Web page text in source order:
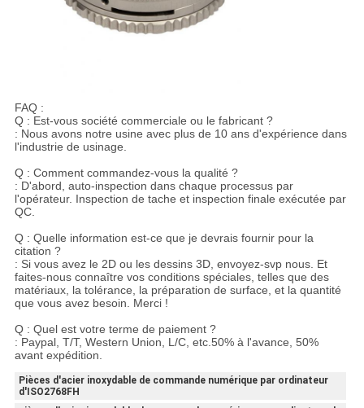
FAQ :
Q : Est-vous société commerciale ou le fabricant ?
: Nous avons notre usine avec plus de 10 ans d'expérience dans
l'industrie de usinage.
Q : Comment commandez-vous la qualité ?
: D'abord, auto-inspection dans chaque processus par
l'opérateur. Inspection de tache et inspection finale exécutée par
QC.
Q : Quelle information est-ce que je devrais fournir pour la
citation ?
: Si vous avez le 2D ou les dessins 3D, envoyez-svp nous. Et
faites-nous connaître vos conditions spéciales, telles que des
matériaux, la tolérance, la préparation de surface, et la quantité
que vous avez besoin. Merci !
Q : Quel est votre terme de paiement ?
: Paypal, T/T, Western Union, L/C, etc.50% à l'avance, 50%
avant expédition.
Pièces d'acier inoxydable de commande numérique par ordinateur
d'ISO2768FH